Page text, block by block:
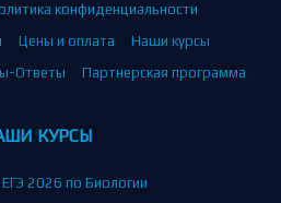
конфиденциальности
Цены и оплата
Наши курсы
Ответы Партнерская программа
КУРСЫ
2026 по Биологии